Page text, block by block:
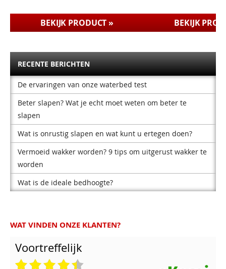
BEKIJK PRODUCT » BEKIJK
RECENTE BERICHTEN
De ervaringen van onze waterbed test
Beter slapen? Wat je echt moet weten om beter te
slapen
Wat is onrustig slapen en wat kunt u ertegen doen?
Vermoeid wakker worden? 9 tips om uitgerust wakker te
worden
Wat is de ideale bedhoogte?
WAT VINDEN ONZE KLANTEN?
Voortreffelijk